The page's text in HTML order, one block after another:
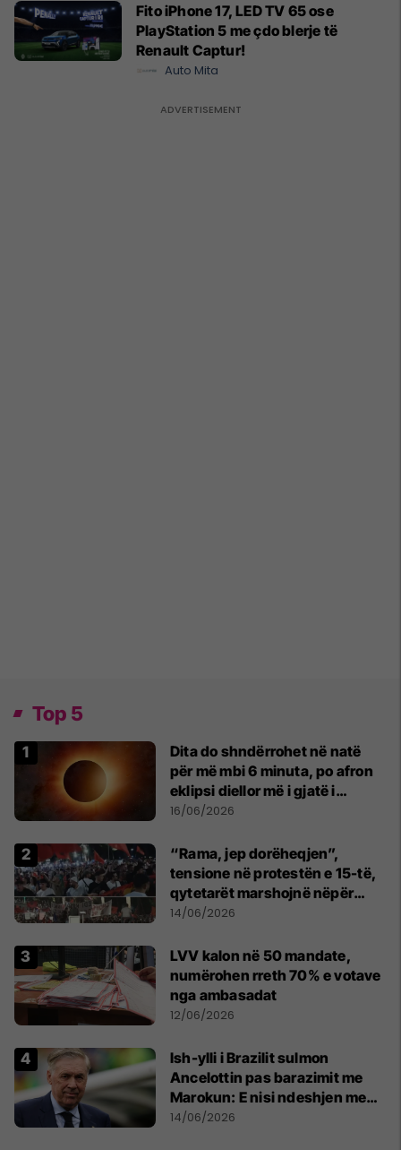
Fito iPhone 17, LED TV 65 ose
PlayStation 5 me çdo blerje të
Renault Captur!
Auto Mita
Top 5
Dita do shndërrohet në natë
për më mbi 6 minuta, po afron
eklipsi diellor më i gjatë i
shekullit të 21-të
16/06/2026
“Rama, jep dorëheqjen”,
tensione në protestën e 15-të,
qytetarët marshojnë nëpër
kryeqytet
14/06/2026
LVV kalon në 50 mandate,
numërohen rreth 70% e votave
nga ambasadat
12/06/2026
Ish-ylli i Brazilit sulmon
Ancelottin pas barazimit me
Marokun: E nisi ndeshjen me
formacionin e gabuar
14/06/2026